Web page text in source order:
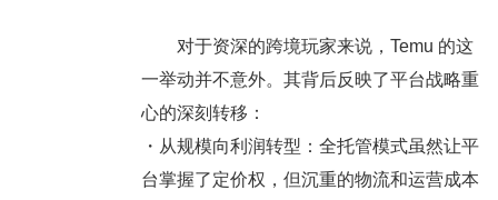
对于资深的跨境玩家来说，Temu 的这
一举动并不意外。其背后反映了平台战略重
心的深刻转移：
・ 从规模向利润转型： 全托管模式虽然让平
台掌握了定价权，但沉重的物流和运营成本